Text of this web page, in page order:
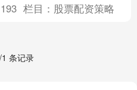
193 栏目： 股票配资策略
条记录